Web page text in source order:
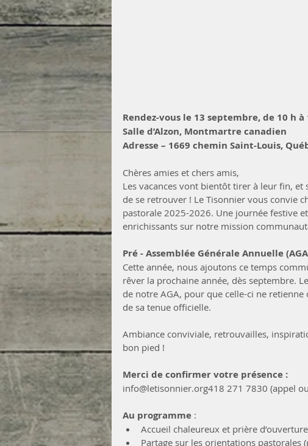
Rendez-vous le 13 septembre, de 10 h à
Salle d’Alzon, Montmartre canadien
Adresse – 1669 chemin Saint-Louis,
Chères amies et chers amis,
Les vacances vont bientôt tirer à leur fin,
de se retrouver ! Le Tisonnier vous convie
pastorale 2025-2026. Une journée festive
enrichissants sur notre mission
Pré - Assemblée Générale Annuelle
Cette année, nous ajoutons ce temps
rêver la prochaine année, dès septembre.
de notre AGA, pour que celle-ci ne
de sa tenue officielle.
Ambiance conviviale, retrouvailles,
bon pied !
Merci de confirmer votre présence :
info@letisonnier.org418 271 7830 (appel
Au programme :
Accueil chaleureux et prière d’ouverture
Partage sur les orientations